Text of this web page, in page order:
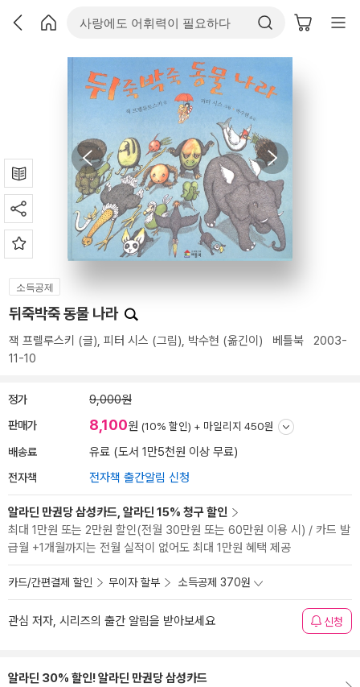
소득공제
뒤죽박죽 동물 나라
잭 프렐루스키 (글), 피터 시스 (그림), 박수현 (옮긴이) 베틀북 2003-
11-10
정가 9,000원
판매가 8,100원 (10% 할인) + 마일리지 450원
배송료 유료 (도서 1만5천원 이상 무료)
전자책 전자책 출간알림 신청
알라딘 만권당 삼성카드, 알라딘 15% 청구 할인
최대 1만원 또는 2만원 할인(전월 30만원 또는 60만원 이용 시) / 카드 발
급월 +1개월까지는 전월 실적이 없어도 최대 1만원 혜택 제공
카드/간편결제 할인 무이자 할부 소득공제 370원
관심 저자, 시리즈의 출간 알림을 받아보세요 신청
알라딘 30% 할인! 알라딘 만권당 삼성카드